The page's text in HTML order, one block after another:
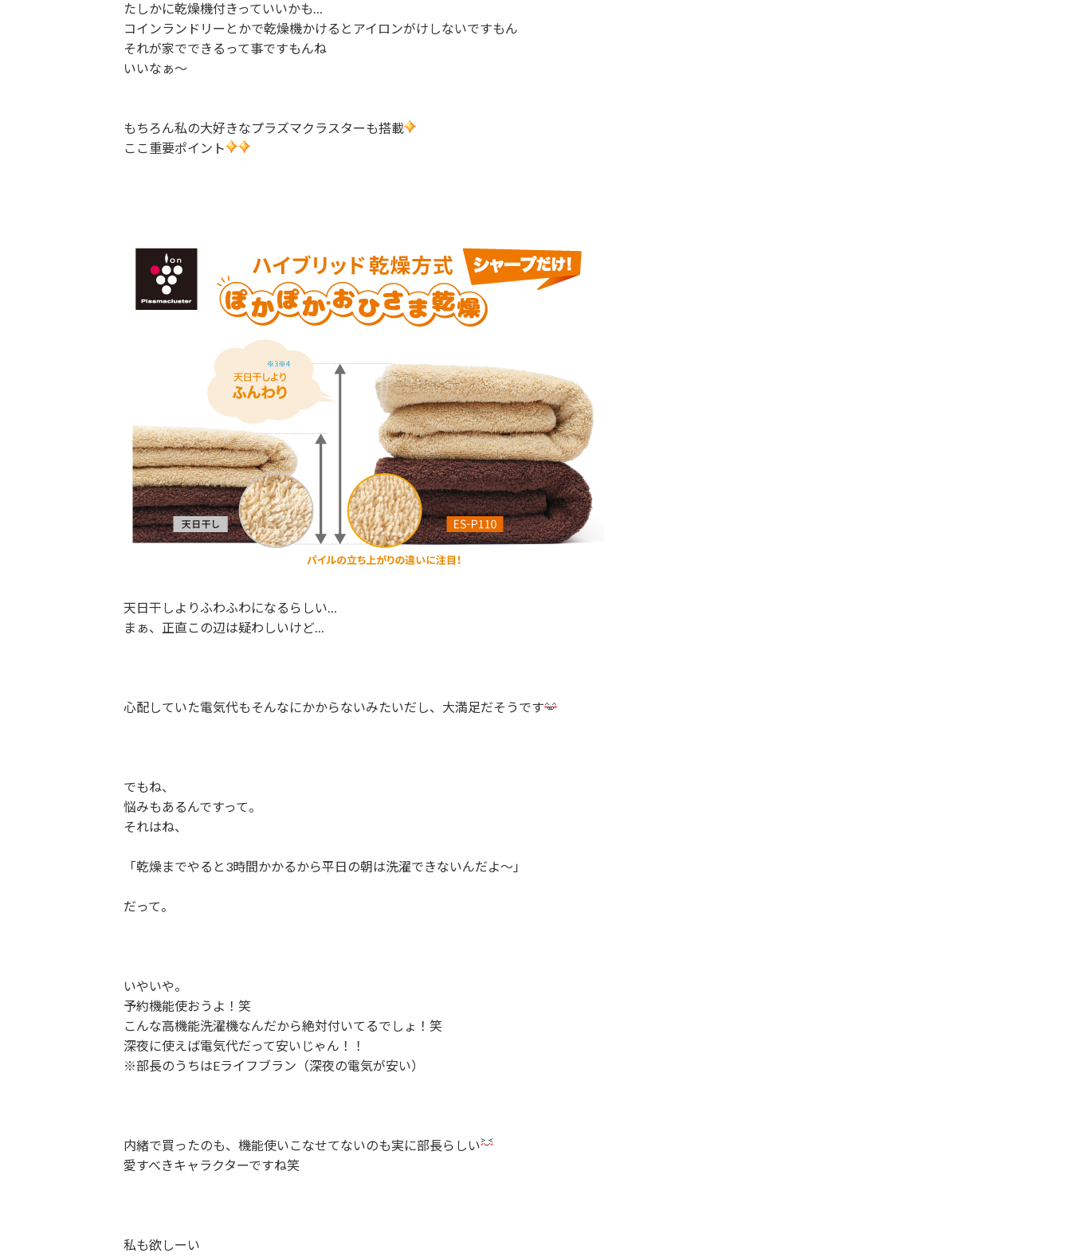
たしかに乾燥機付きっていいかも…
コインランドリーとかで乾燥機かけるとアイロンがけしないですもん
それが家でできるって事ですもんね
いいなぁ～
もちろん私の大好きなプラズマクラスターも搭載
ここ重要ポイント
天日干しよりふわふわになるらしい…
まぁ、正直この辺は疑わしいけど…
心配していた電気代もそんなにかからないみたいだし、大満足だそうです
でもね、
悩みもあるんですって。
それはね、
「乾燥までやると3時間かかるから平日の朝は洗濯できないんだよ～」
だって。
いやいや。
予約機能使おうよ！笑
こんな高機能洗濯機なんだから絶対付いてるでしょ！笑
深夜に使えば電気代だって安いじゃん！！
※部長のうちはEライフブラン（深夜の電気が安い）
内緒で買ったのも、機能使いこなせてないのも実に部長らしい
愛すべきキャラクターですね笑
私も欲しーい